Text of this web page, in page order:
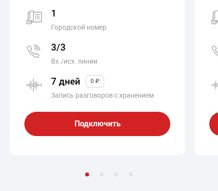
1
Городской номер
3/3
Вх./исх. линии
7 дней 0 ₽
Запись разговоров с хранением
Подключить